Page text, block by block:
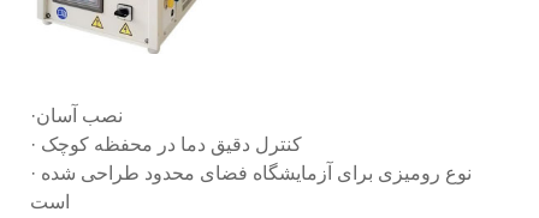
·نصب آسان
· کنترل دقیق دما در محفظه کوچک
· نوع رومیزی برای آزمایشگاه فضای محدود طراحی شده
است